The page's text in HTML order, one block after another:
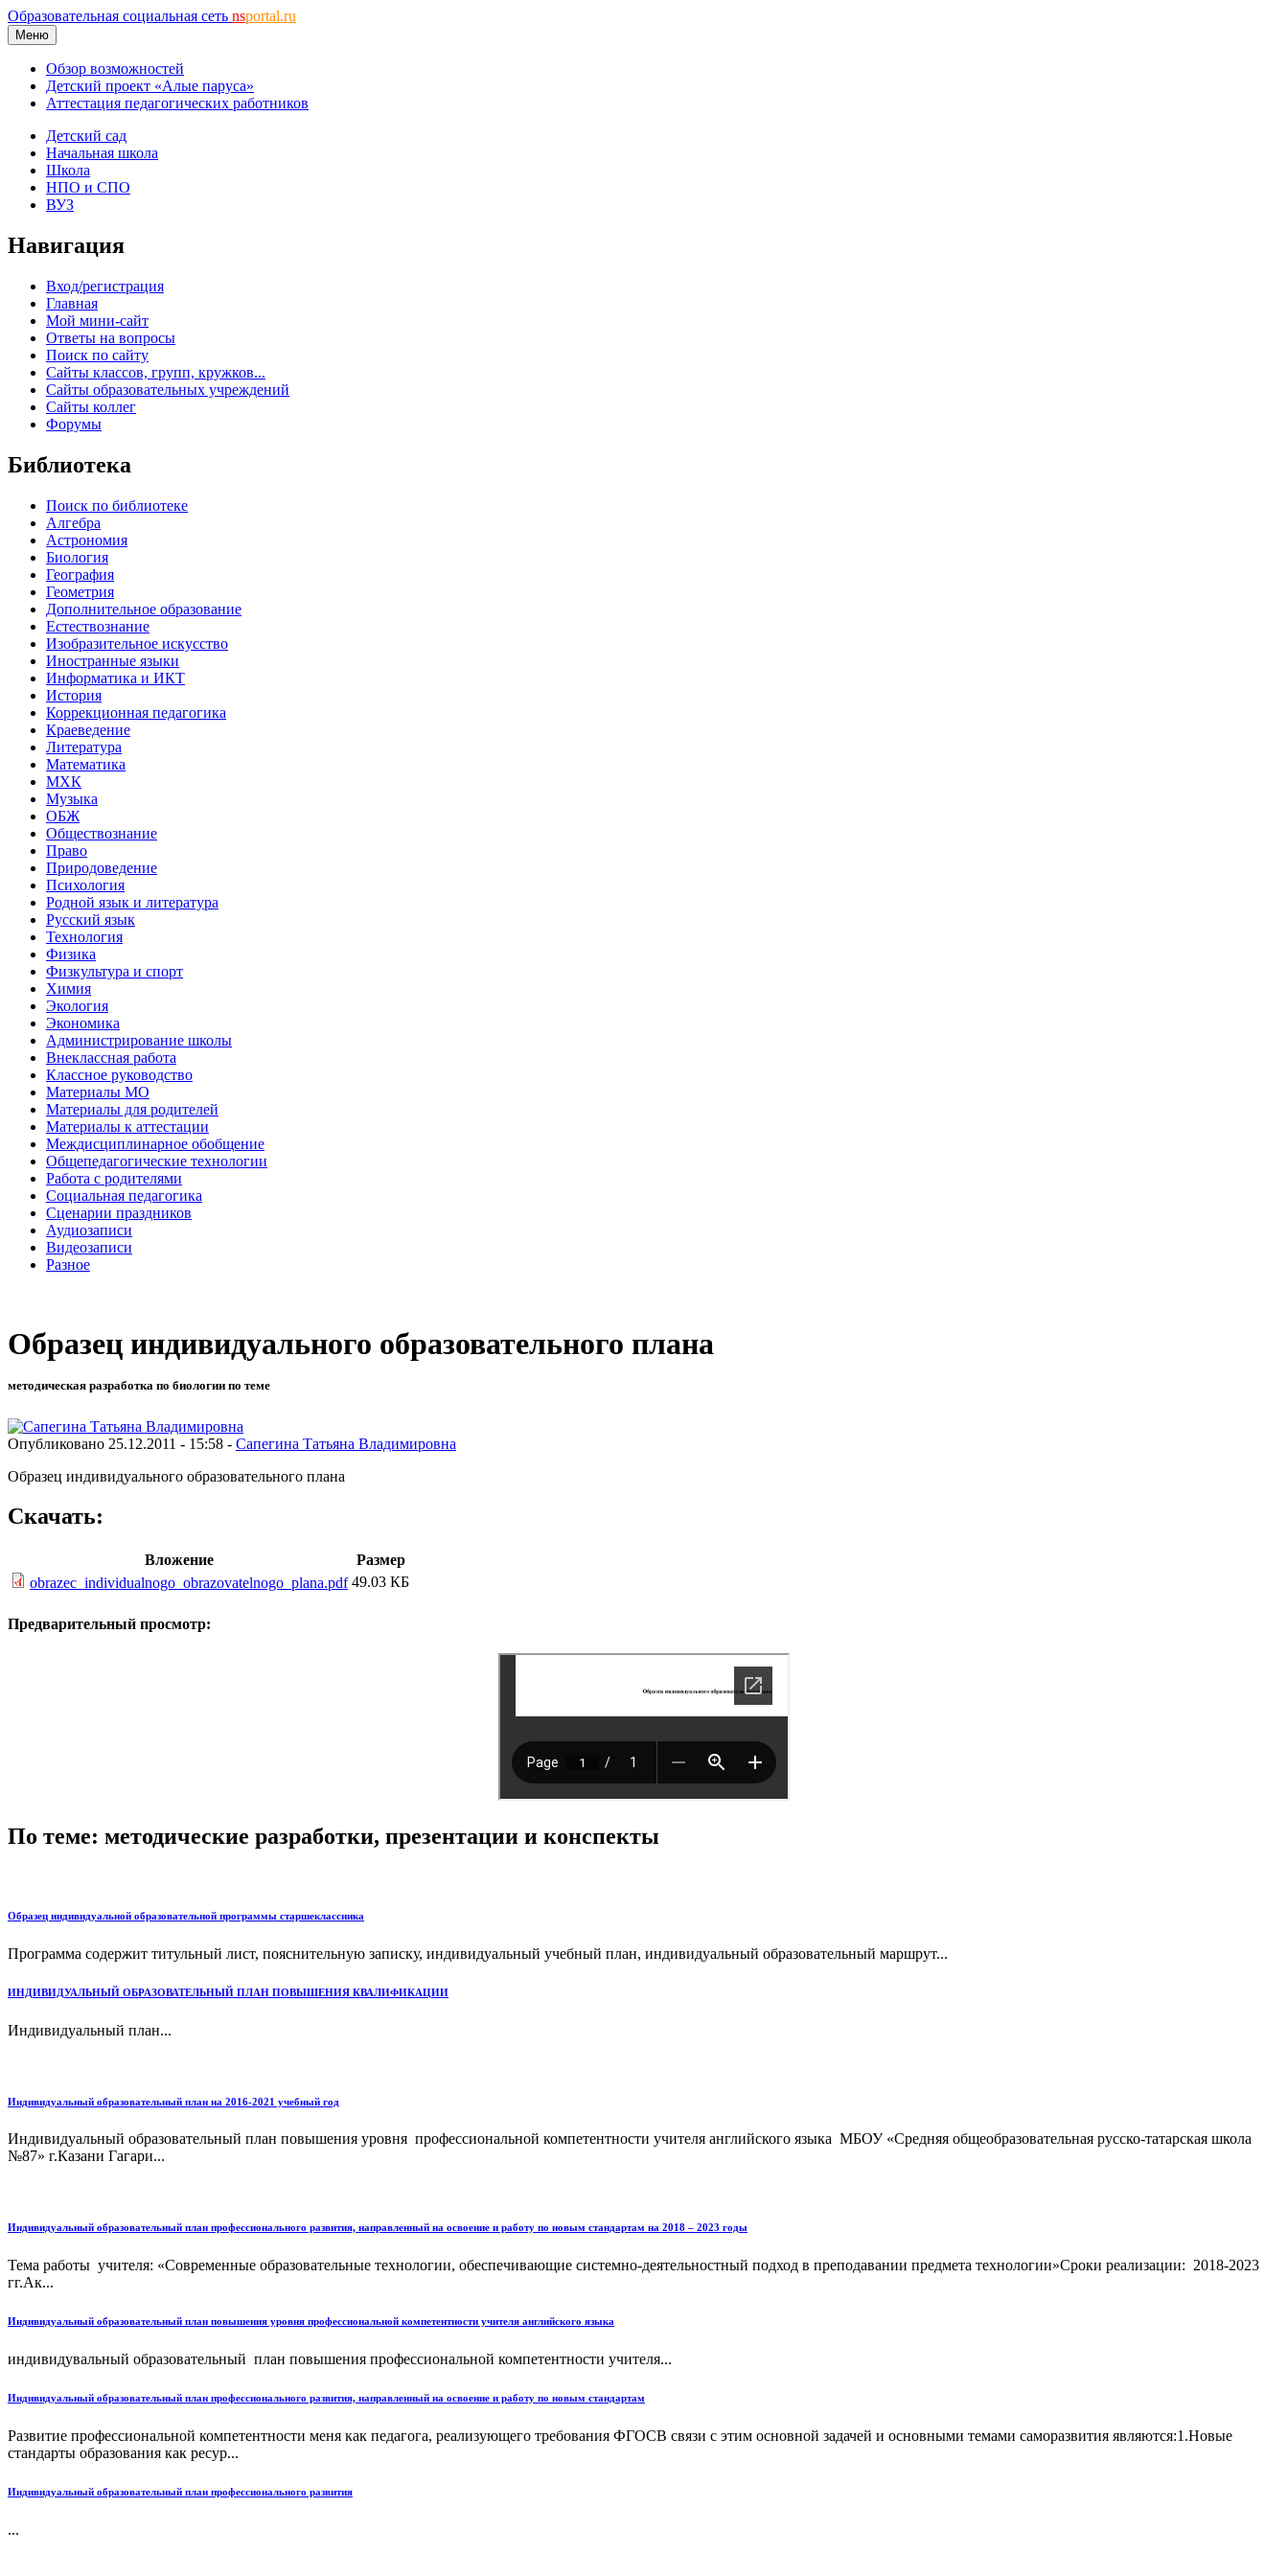
Образовательная социальная сеть nsportal.ru
Меню
Обзор возможностей
Детский проект «Алые паруса»
Аттестация педагогических работников
Детский сад
Начальная школа
Школа
НПО и СПО
ВУЗ
Навигация
Вход/регистрация
Главная
Мой мини-сайт
Ответы на вопросы
Поиск по сайту
Сайты классов, групп, кружков...
Сайты образовательных учреждений
Сайты коллег
Форумы
Библиотека
Поиск по библиотеке
Алгебра
Астрономия
Биология
География
Геометрия
Дополнительное образование
Естествознание
Изобразительное искусство
Иностранные языки
Информатика и ИКТ
История
Коррекционная педагогика
Краеведение
Литература
Математика
МХК
Музыка
ОБЖ
Обществознание
Право
Природоведение
Психология
Родной язык и литература
Русский язык
Технология
Физика
Физкультура и спорт
Химия
Экология
Экономика
Администрирование школы
Внеклассная работа
Классное руководство
Материалы МО
Материалы для родителей
Материалы к аттестации
Междисциплинарное обобщение
Общепедагогические технологии
Работа с родителями
Социальная педагогика
Сценарии праздников
Аудиозаписи
Видеозаписи
Разное
Образец индивидуального образовательного плана
методическая разработка по биологии по теме
Опубликовано 25.12.2011 - 15:58 - Сапегина Татьяна Владимировна
Образец индивидуального образовательного плана
Скачать:
Вложение
Размер
obrazec_individualnogo_obrazovatelnogo_plana.pdf 49.03 КБ
Предварительный просмотр:
По теме: методические разработки, презентации и конспекты
Образец индивидуальной образовательной программы старшеклассника
Программа содержит титульный лист, пояснительную записку, индивидуальный учебный план, индивидуальный образовательный маршрут...
ИНДИВИДУАЛЬНЫЙ ОБРАЗОВАТЕЛЬНЫЙ ПЛАН ПОВЫШЕНИЯ КВАЛИФИКАЦИИ
Индивидуальный план...
Индивидуальный образовательный план на 2016-2021 учебный год
Индивидуальный образовательный план повышения уровня профессиональной компетентности учителя английского языка МБОУ «Средняя общеобразовательная русско-татарская школа
№87» г.Казани Гагари...
Индивидуальный образовательный план профессионального развития, направленный на освоение и работу по новым стандартам на 2018 – 2023 годы
Тема работы учителя: «Современные образовательные технологии, обеспечивающие системно-деятельностный подход в преподавании предмета технологии»Сроки реализации: 2018-2023
гг.Ак...
Индивидуальный образовательный план повышения уровня профессиональной компетентности учителя английского языка
индивидувальный образовательный план повышения профессиональной компетентности учителя...
Индивидуальный образовательный план профессионального развития, направленный на освоение и работу по новым стандартам
Развитие профессиональной компетентности меня как педагога, реализующего требования ФГОСВ связи с этим основной задачей и основными темами саморазвития являются:1.Новые
стандарты образования как ресур...
Индивидуальный образовательный план профессионального развития
...